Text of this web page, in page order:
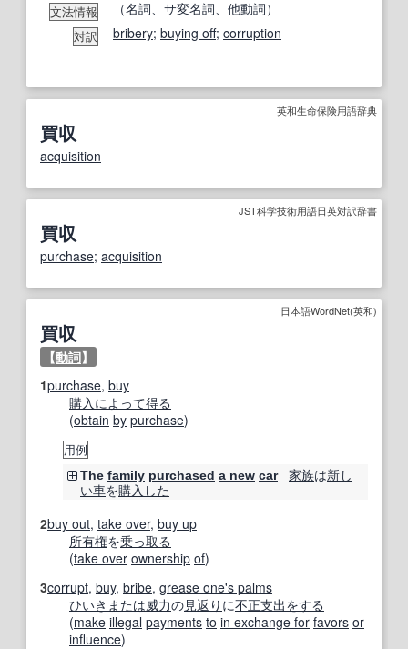
文法情報 （名詞 、サ変名詞 他動詞）
対訳 bribery; buying off; corruption
英和生命保険用語辞典
買収
acquisition
JST科学技術用語日英対訳辞書
買収
purchase; acquisition
日本語WordNet(英和)
買収
【動詞】
1purchase, buy
購入 によって得る
(obtain by purchase)
用例
The family purchased a new car 家族は新し
い車を購入した
2buy out, take over, buy up
所有権を乗っ取る
(take over ownership of)
3corrupt, buy, bribe, grease one's palms
ひいき または威力の見返り に不正支出をする
(make illegal payments to in exchange for favors or
influence)